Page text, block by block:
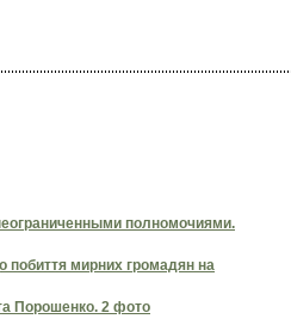
полномочиями.
побиття мирних громадян на
Порошенко. 2 фото